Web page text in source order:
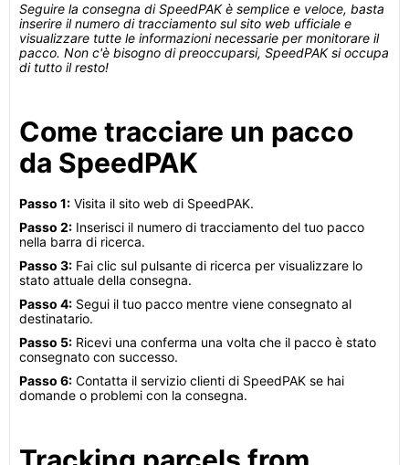
Seguire la consegna di SpeedPAK è semplice e veloce, basta
inserire il numero di tracciamento sul sito web ufficiale e
visualizzare tutte le informazioni necessarie per monitorare il
pacco. Non c'è bisogno di preoccuparsi, SpeedPAK si occupa
di tutto il resto!
Come tracciare un pacco
da SpeedPAK
Passo 1: Visita il sito web di SpeedPAK.
Passo 2: Inserisci il numero di tracciamento del tuo pacco
nella barra di ricerca.
Passo 3: Fai clic sul pulsante di ricerca per visualizzare lo
stato attuale della consegna.
Passo 4: Segui il tuo pacco mentre viene consegnato al
destinatario.
Passo 5: Ricevi una conferma una volta che il pacco è stato
consegnato con successo.
Passo 6: Contatta il servizio clienti di SpeedPAK se hai
domande o problemi con la consegna.